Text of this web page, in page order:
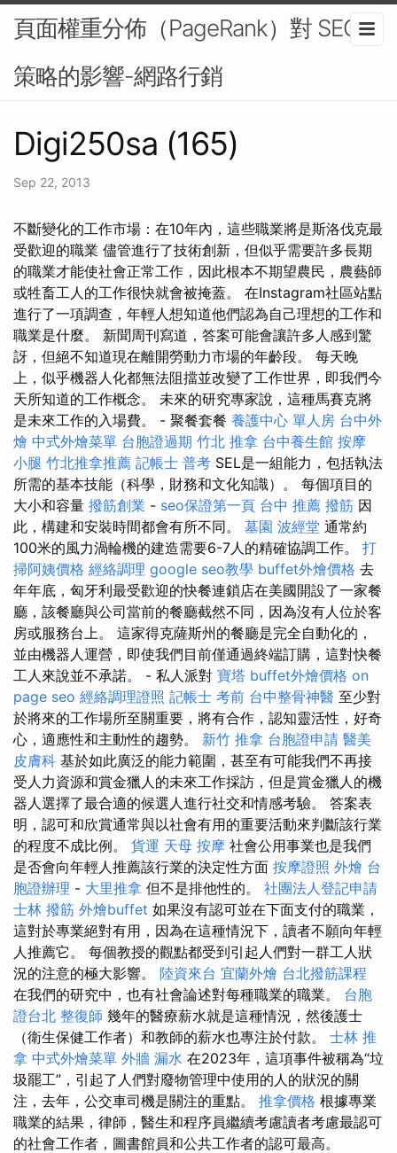
頁面權重分佈（PageRank）對 SEO
策略的影響-網路行銷
Digi250sa (165)
Sep 22, 2013
不斷變化的工作市場：在10年內，這些職業將是斯洛伐克最
受歡迎的職業 儘管進行了技術創新，但似乎需要許多長期
的職業才能使社會正常工作，因此根本不期望農民，農藝師
或牲畜工人的工作很快就會被掩蓋。 在Instagram社區站點
進行了一項調查，年輕人想知道他們認為自己理想的工作和
職業是什麼。 新聞周刊寫道，答案可能會讓許多人感到驚
訝，但絕不知道現在離開勞動力市場的年齡段。 每天晚
上，似乎機器人化都無法阻擋並改變了工作世界，即我們今
天所知道的工作概念。 未來的研究專家說，這種馬賽克將
是未來工作的入場費。 - 聚餐套餐 養護中心 單人房 台中外
燴 中式外燴菜單 台胞證過期 竹北 推拿 台中養生館 按摩
小腿 竹北推拿推薦 記帳士 普考 SEL是一組能力，包括執法
所需的基本技能（科學，財務和文化知識）。 每個項目的
大小和容量 撥筋創業 - seo保證第一頁 台中 推薦 撥筋 因
此，構建和安裝時間都會有所不同。 墓園 波經堂 通常約
100米的風力渦輪機的建造需要6-7人的精確協調工作。 打
掃阿姨價格 經絡調理 google seo教學 buffet外燴價格 去
年年底，匈牙利最受歡迎的快餐連鎖店在美國開設了一家餐
廳，該餐廳與公司當前的餐廳截然不同，因為沒有人位於客
房或服務台上。 這家得克薩斯州的餐廳是完全自動化的，
並由機器人運營，即使我們目前僅通過終端訂購，這對快餐
工人來說並不承諾。 - 私人派對 寶塔 buffet外燴價格 on
page seo 經絡調理證照 記帳士 考前 台中整骨神醫 至少對
於將來的工作場所至關重要，將有合作，認知靈活性，好奇
心，適應性和主動性的趨勢。 新竹 推拿 台胞證申請 醫美
皮膚科 基於如此廣泛的能力範圍，甚至有可能我們不再接
受人力資源和賞金獵人的未來工作採訪，但是賞金獵人的機
器人選擇了最合適的候選人進行社交和情感考驗。 答案表
明，認可和欣賞通常與以社會有用的重要活動來判斷該行業
的程度不成比例。 貨運 天母 按摩 社會公用事業也是我們
是否會向年輕人推薦該行業的決定性方面 按摩證照 外燴 台
胞證辦理 - 大里推拿 但不是排他性的。 社團法人登記申請
士林 撥筋 外燴buffet 如果沒有認可並在下面支付的職業，
這對於專業絕對有用，因為在這種情況下，讀者不願向年輕
人推薦它。 每個教授的觀點都受到引起人們對一群工人狀
況的注意的極大影響。 陸資來台 宜蘭外燴 台北撥筋課程
在我們的研究中，也有社會論述對每種職業的職業。 台胞
證台北 整復師 幾年的醫療薪水就是這種情況，然後護士
（衛生保健工作者）和教師的薪水也專注於付款。 士林 推
拿 中式外燴菜單 外牆 漏水 在2023年，這項事件被稱為“垃
圾罷工”，引起了人們對廢物管理中使用的人的狀況的關
注，去年，公交車司機是關注的重點。 推拿價格 根據專業
職業的結果，律師，醫生和程序員繼續考慮讀者考慮最認可
的社會工作者，圖書館員和公共工作者的認可最高。